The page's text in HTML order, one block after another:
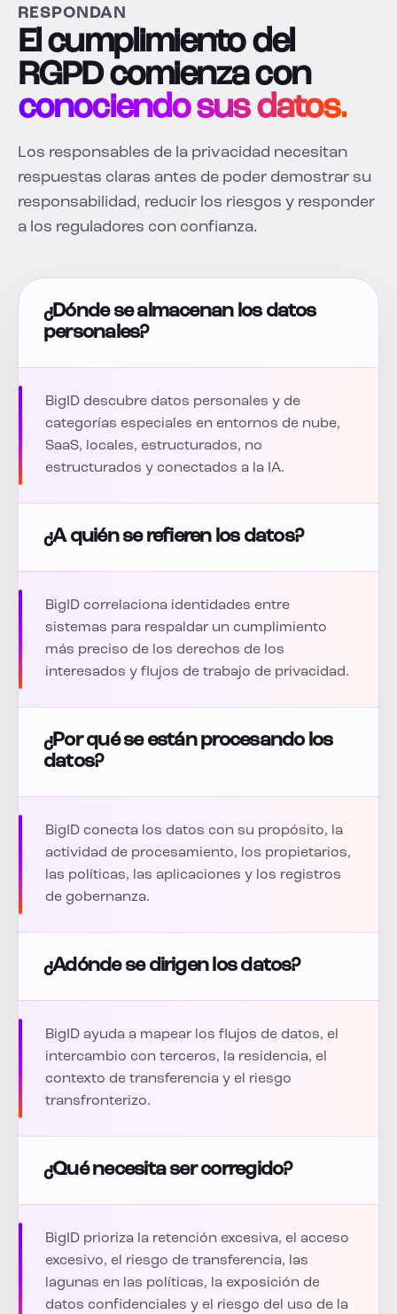
RESPONDAN
El cumplimiento del
RGPD comienza con
conociendo sus datos.
Los responsables de la privacidad necesitan
respuestas claras antes de poder demostrar su
responsabilidad, reducir los riesgos y responder
a los reguladores con confianza.
¿Dónde se almacenan los datos
personales?
BigID descubre datos personales y de
categorías especiales en entornos de nube,
SaaS, locales, estructurados, no
estructurados y conectados a la IA.
¿A quién se refieren los datos?
BigID correlaciona identidades entre
sistemas para respaldar un cumplimiento
más preciso de los derechos de los
interesados y flujos de trabajo de privacidad.
¿Por qué se están procesando los
datos?
BigID conecta los datos con su propósito, la
actividad de procesamiento, los propietarios,
las políticas, las aplicaciones y los registros
de gobernanza.
¿Adónde se dirigen los datos?
BigID ayuda a mapear los flujos de datos, el
intercambio con terceros, la residencia, el
contexto de transferencia y el riesgo
transfronterizo.
¿Qué necesita ser corregido?
BigID prioriza la retención excesiva, el acceso
excesivo, el riesgo de transferencia, las
lagunas en las políticas, la exposición de
datos confidenciales y el riesgo del uso de la